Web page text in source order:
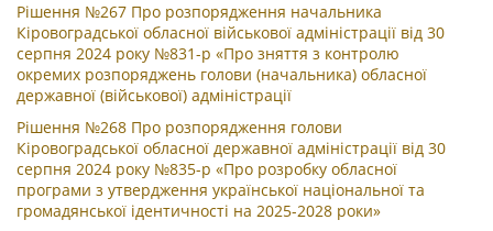
Рішення №267 Про розпорядження начальника
Кіровоградської обласної військової адміністрації від 30
серпня 2024 року №831-р «Про зняття з контролю
окремих розпоряджень голови (начальника) обласної
державної (військової) адміністрації
Рішення №268 Про розпорядження голови
Кіровоградської обласної державної адміністрації від 30
серпня 2024 року №835-р «Про розробку обласної
програми з утвердження української національної та
громадянської ідентичності на 2025-2028 роки»